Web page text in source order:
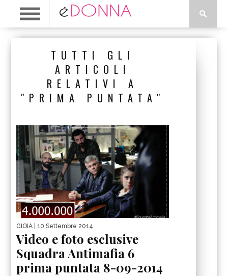
TUTTI GLI
ARTICOLI
RELATIVI A
"PRIMA PUNTATA"
GIOIA | 10 Settembre 2014
Video e foto esclusive
Squadra Antimafia 6
prima puntata 8-09-2014